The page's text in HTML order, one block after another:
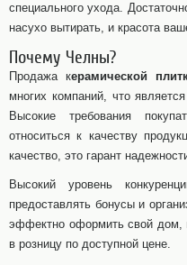
специального ухода.
насухо вытирать, и красота
Почему Челны?
Продажа керамической
многих компаний, что
Высокие требования
относиться к качеству
качество, это гарант
Высокий уровень
предоставлять бонусы и
эффектно оформить свой дом,
в розницу по доступной цене.